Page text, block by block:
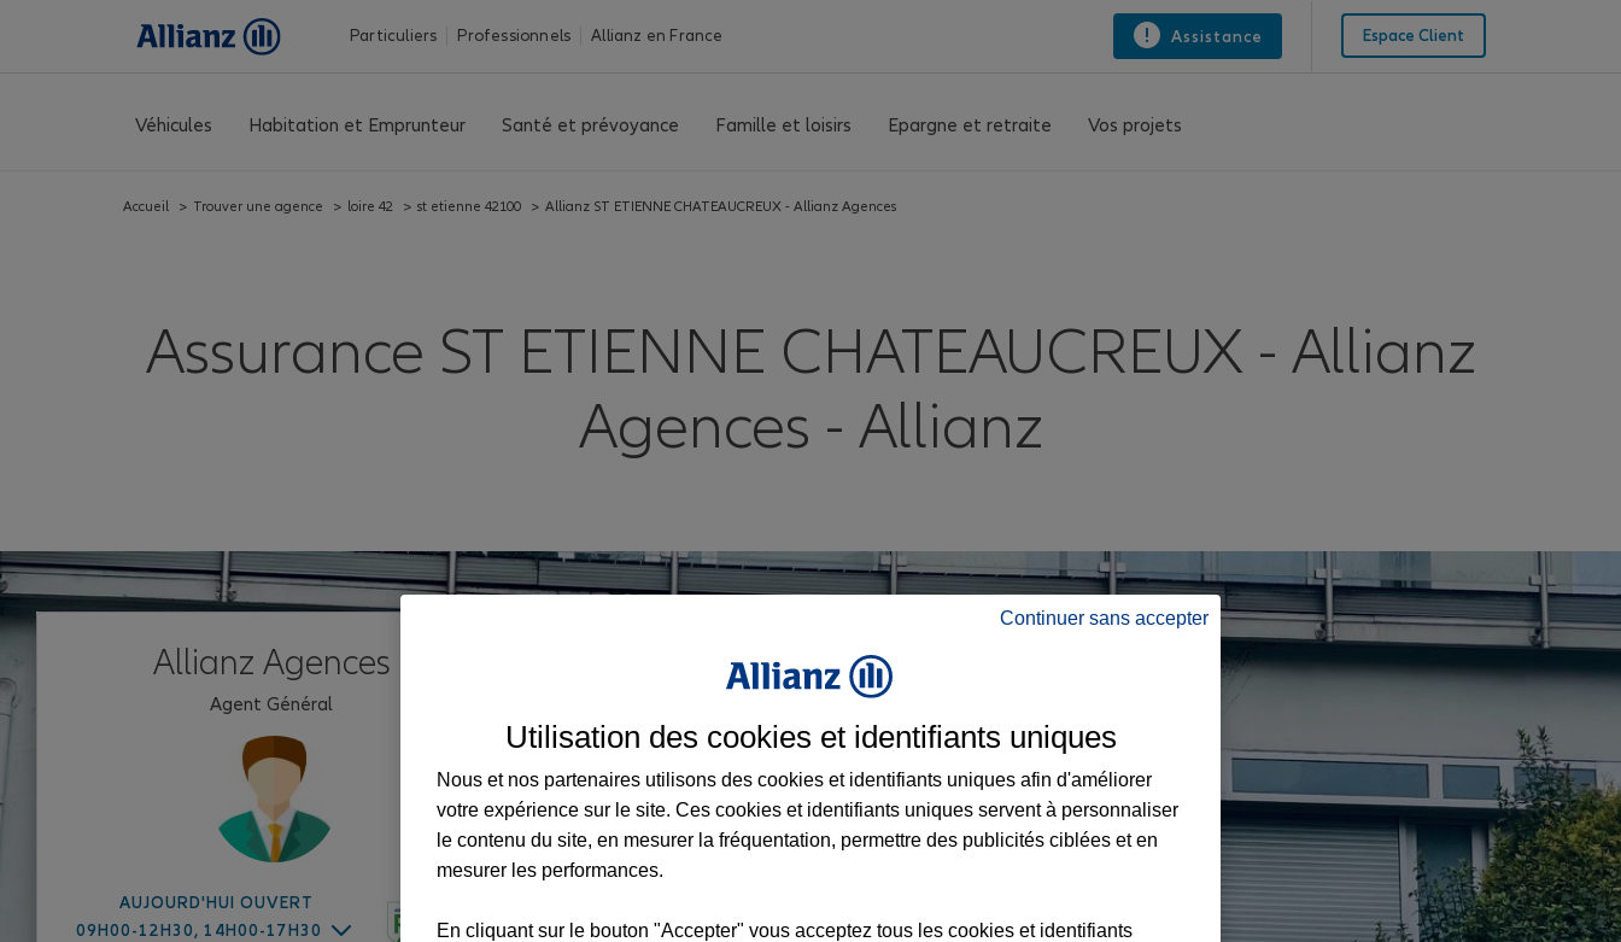
Particuliers Professionnels Allianz en France Assistance Espace Client
Véhicules Habitation et Emprunteur Santé et prévoyance Famille et loisirs Epargne et retraite Vos projets
Accueil > Trouver une agence > loire 42 > st etienne 42100 > Allianz ST ETIENNE CHATEAUCREUX - Allianz Agences
Assurance ST ETIENNE CHATEAUCREUX - Allianz
Agences - Allianz
Allianz Agences
Agent Général
AUJOURD'HUI OUVERT
09H00-12H30, 14H00-17H30
Continuer sans accepter
Utilisation des cookies et identifiants uniques
Nous et nos partenaires utilisons des cookies et identifiants uniques afin d'améliorer
votre expérience sur le site. Ces cookies et identifiants uniques servent à personnaliser
le contenu du site, en mesurer la fréquentation, permettre des publicités ciblées et en
mesurer les performances.
En cliquant sur le bouton "Accepter" vous acceptez tous les cookies et identifiants